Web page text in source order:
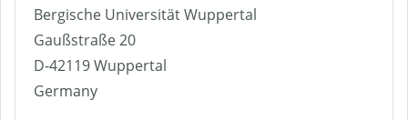
Bergische Universität Wuppertal
Gaußstraße 20
D-42119 Wuppertal
Germany